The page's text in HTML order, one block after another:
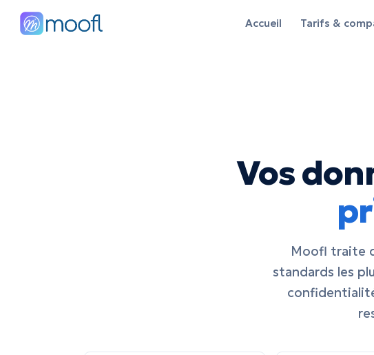
Accueil Tarifs &
Vos
Moofl traite
standards les